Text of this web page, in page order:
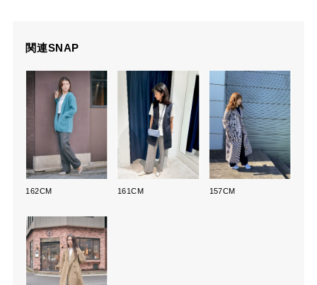
関連SNAP
162CM 161CM 157CM